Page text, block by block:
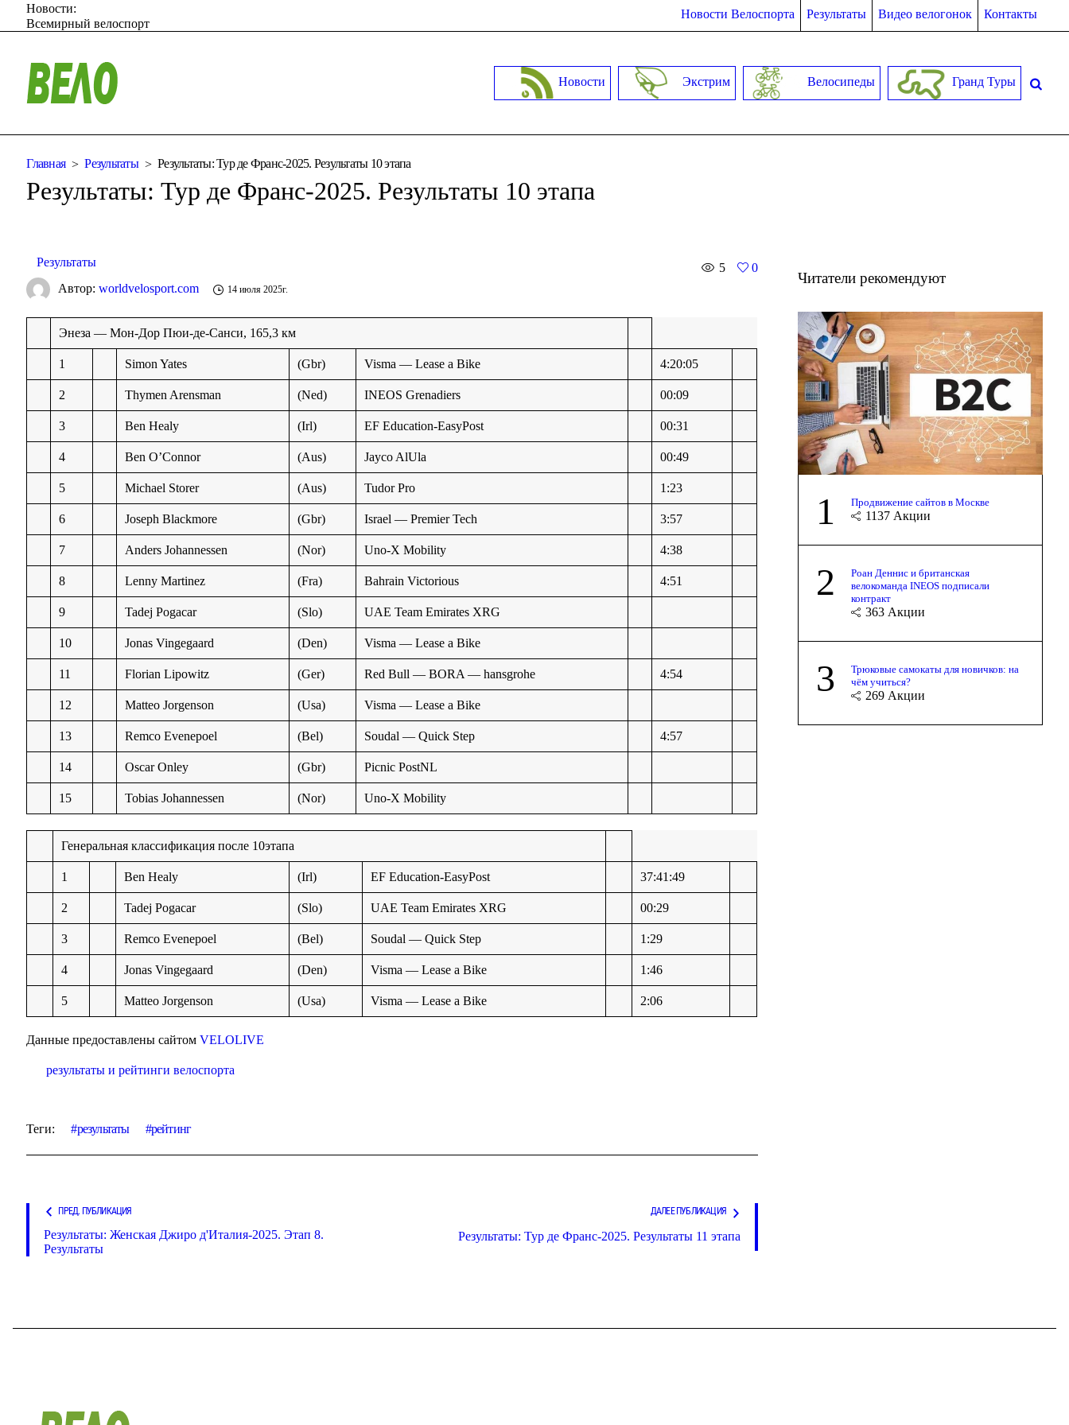
Новости Велоспорта Результаты Видео велогонок Контакты
Новости:
Всемирный велоспорт
Новости Экстрим Велосипеды Гранд Туры
Главная Результаты Результаты: Тур де Франс-2025. Результаты 10 этапа
Результаты: Тур де Франс-2025. Результаты 10 этапа
Результаты 5
0
Автор:worldvelosport.com 14 июля 2025г.
Энеза — Мон-Дор Пюи-де-Санси, 165,3 км
1 Simon Yates (Gbr) Visma — Lease a Bike 4:20:05
2 Thymen Arensman (Ned) INEOS Grenadiers 00:09
3 Ben Healy (Irl) EF Education-EasyPost 00:31
4 Ben O’Connor (Aus) Jayco AlUla 00:49
5 Michael Storer (Aus) Tudor Pro 1:23
6 Joseph Blackmore (Gbr) Israel — Premier Tech 3:57
7 Anders Johannessen (Nor) Uno-X Mobility 4:38
8 Lenny Martinez (Fra) Bahrain Victorious 4:51
9 Tadej Pogacar (Slo) UAE Team Emirates XRG
10 Jonas Vingegaard (Den) Visma — Lease a Bike
11 Florian Lipowitz (Ger) Red Bull — BORA — hansgrohe 4:54
12 Matteo Jorgenson (Usa) Visma — Lease a Bike
13 Remco Evenepoel (Bel) Soudal — Quick Step 4:57
14 Oscar Onley (Gbr) Picnic PostNL
15 Tobias Johannessen (Nor) Uno-X Mobility
Генеральная классификация после 10этапа
1 Ben Healy (Irl) EF Education-EasyPost 37:41:49
2 Tadej Pogacar (Slo) UAE Team Emirates XRG 00:29
3 Remco Evenepoel (Bel) Soudal — Quick Step 1:29
4 Jonas Vingegaard (Den) Visma — Lease a Bike 1:46
5 Matteo Jorgenson (Usa) Visma — Lease a Bike 2:06
Данные предоставлены сайтомVELOLIVE
результаты и рейтинги велоспорта
Теги: результаты рейтинг
ПРЕД. ПУБЛИКАЦИЯ
Результаты: Женская Джиро д'Италия-2025. Этап 8.
Результаты
ДАЛЕЕ ПУБЛИКАЦИЯ
Результаты: Тур де Франс-2025. Результаты 11 этапа
Читатели рекомендуют
1 Продвижение сайтов в Москве
1137 Акции
2
Роан Деннис и британская
велокоманда INEOS подписали
контракт
363 Акции
3
Трюковые самокаты для новичков: на
чём учиться?
269 Акции